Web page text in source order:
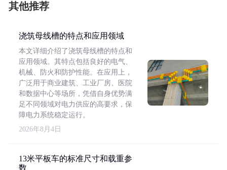
其他推荐
浇筑母线槽的特点和应用领域
本文详细介绍了浇筑母线槽的特点和
应用领域。其特点包括良好的电气、
机械、防火和防护性能。在应用上，
广泛用于商业建筑、工业厂房、医院
和数据中心等场所，凭借自身优势满
足不同领域对电力供应的高要求，保
障电力系统稳定运行。
2026年8月4日
13米平板车的标准尺寸和载重参
数